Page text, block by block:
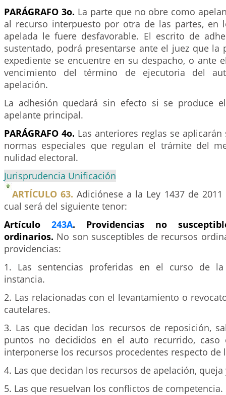
PARÁGRAFO 3o. La parte que no obre como
al recurso interpuesto por otra de las partes, en
apelada le fuere desfavorable. El escrito de
sustentado, podrá presentarse ante el juez que
expediente se encuentre en su despacho, o ante
vencimiento del término de ejecutoria del
apelación.
La adhesión quedará sin efecto si se produce
apelante principal.
PARÁGRAFO 4o. Las anteriores reglas se
normas especiales que regulan el trámite del
nulidad electoral.
Jurisprudencia Unificación
ARTÍCULO 63. Adiciónese a la Ley 1437 de
cual será del siguiente tenor:
Artículo 243A. Providencias no
ordinarios. No son susceptibles de recursos
providencias:
1. Las sentencias proferidas en el curso de
instancia.
2. Las relacionadas con el levantamiento o
cautelares.
3. Las que decidan los recursos de reposición,
puntos no decididos en el auto recurrido,
interponerse los recursos procedentes respecto de
4. Las que decidan los recursos de apelación,
5. Las que resuelvan los conflictos de competencia.